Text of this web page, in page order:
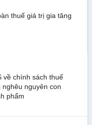
thuế giá trị gia tăng
về chính sách thuế
nguyên con
phẩm